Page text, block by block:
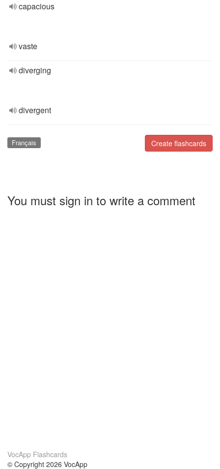
capacious
vaste
diverging
divergent
Create flashcards
Français
You must sign in to write a comment
VocApp Flashcards
© Copyright 2026 VocApp